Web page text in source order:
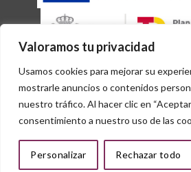
Valoramos tu privacidad
Usamos cookies para mejorar su
mostrarle anuncios o contenidos
nuestro tráfico. Al hacer clic en
consentimiento a nuestro uso de las
Personalizar Rechazar todo
AVISO LEGAL POLÍTICA DE COOKIES
ACCESIBILIDAD